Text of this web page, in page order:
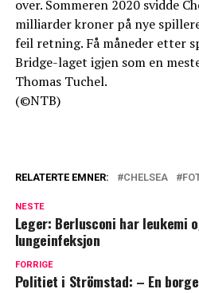
over. Sommeren 2020 svidde
milliarder kroner på nye
feil retning. Få måneder etter
Bridge-laget igjen som en
Thomas Tuchel.
(©NTB)
RELATERTE EMNER: CHELSEA
NESTE
Leger: Berlusconi har leukemi
lungeinfeksjon
FORRIGE
Politiet i Strömstad: – En